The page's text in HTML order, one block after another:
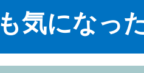
気になっ